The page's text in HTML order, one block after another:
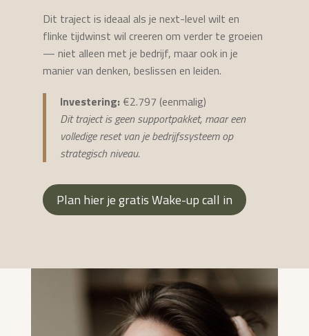
Dit traject is ideaal als je next-level wilt en
flinke tijdwinst wil creeren om verder te groeien
— niet alleen met je bedrijf, maar ook in je
manier van denken, beslissen en leiden.
Investering: €2.797 (eenmalig)
Dit traject is geen supportpakket, maar een
volledige reset van je bedrijfssysteem op
strategisch niveau.
Plan hier je gratis Wake-up call in